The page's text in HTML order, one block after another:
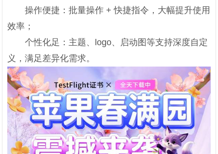
操作便捷：批量操作 + 快捷指令，大幅提升使用
效率；
个性化足：主题、logo、启动图等支持深度自定
义，满足差异化需求。